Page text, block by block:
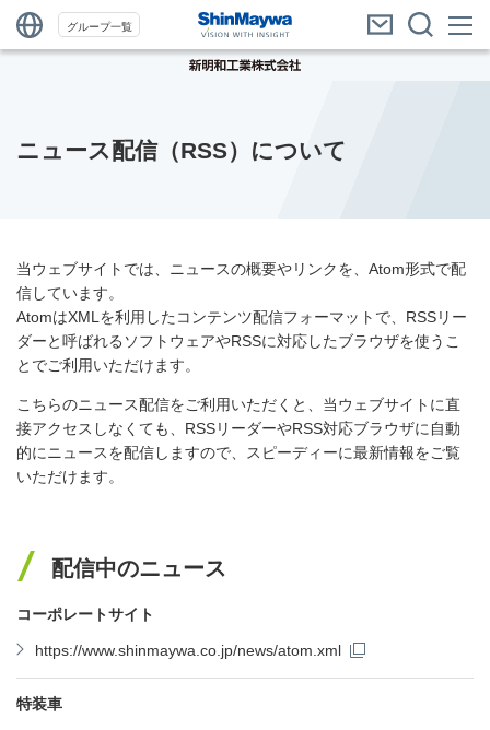
グループ一覧
ニュース配信（RSS）について
当ウェブサイトでは、ニュースの概要やリンクを、Atom形式で配
信しています。
AtomはXMLを利用したコンテンツ配信フォーマットで、RSSリー
ダーと呼ばれるソフトウェアやRSSに対応したブラウザを使うこ
とでご利用いただけます。
こちらのニュース配信をご利用いただくと、当ウェブサイトに直
接アクセスしなくても、RSSリーダーやRSS対応ブラウザに自動
的にニュースを配信しますので、スピーディーに最新情報をご覧
いただけます。
配信中のニュース
コーポレートサイト
https://www.shinmaywa.co.jp/news/atom.xml
特装車